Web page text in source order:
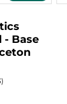
- Base